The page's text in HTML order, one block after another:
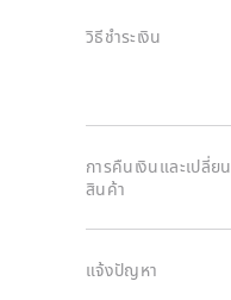
วิธีชำระเงิน
การคืนเงินและเปลี่ยน
สินค้า
แจ้งปัญหา